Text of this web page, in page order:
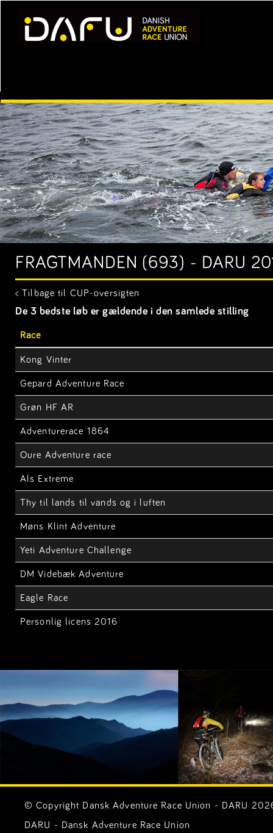
FRAGTMANDEN (693) - DARU
< Tilbage til CUP-oversigten
De 3 bedste løb er gældende i den samlede stilling
Race
Kong Vinter
Gepard Adventure Race
Grøn HF AR
Adventurerace 1864
Oure Adventure race
Als Extreme
Thy til lands til vands og i luften
Møns Klint Adventure
Yeti Adventure Challenge
DM Videbæk Adventure
Eagle Race
Personlig licens 2016
© Copyright Dansk Adventure Race Union - DARU
DARU - Dansk Adventure Race Union